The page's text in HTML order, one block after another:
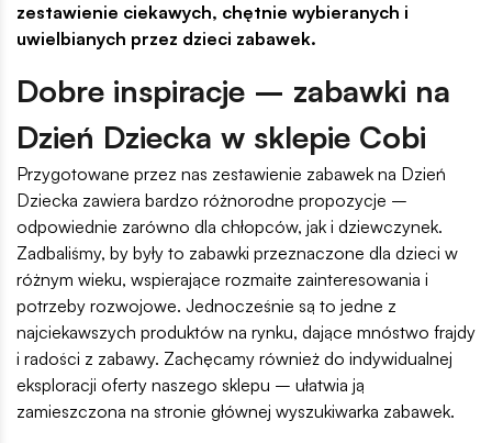
zestawienie ciekawych, chętnie wybieranych i
uwielbianych przez dzieci zabawek.
Dobre inspiracje – zabawki na
Dzień Dziecka w sklepie Cobi
Przygotowane przez nas zestawienie zabawek na Dzień
Dziecka zawiera bardzo różnorodne propozycje –
odpowiednie zarówno dla chłopców, jak i dziewczynek.
Zadbaliśmy, by były to zabawki przeznaczone dla dzieci w
różnym wieku, wspierające rozmaite zainteresowania i
potrzeby rozwojowe. Jednocześnie są to jedne z
najciekawszych produktów na rynku, dające mnóstwo frajdy
i radości z zabawy. Zachęcamy również do indywidualnej
eksploracji oferty naszego sklepu – ułatwia ją
zamieszczona na stronie głównej wyszukiwarka zabawek.